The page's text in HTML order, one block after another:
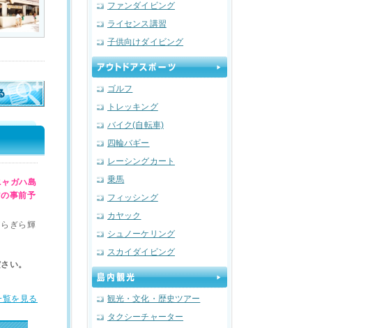
ガハ島
事前予
ぎら輝
い。
を見る
ファンダイビング
ライセンス講習
子供向けダイビング
ゴルフ
トレッキング
バイク(自転車)
四輪バギー
レーシングカート
乗馬
フィッシング
カヤック
シュノーケリング
スカイダイビング
観光・文化・歴史ツアー
タクシーチャーター